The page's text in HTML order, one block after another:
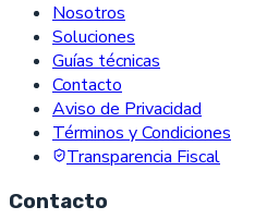
Nosotros
Soluciones
Guías técnicas
Contacto
Aviso de Privacidad
Términos y Condiciones
Transparencia Fiscal
Contacto